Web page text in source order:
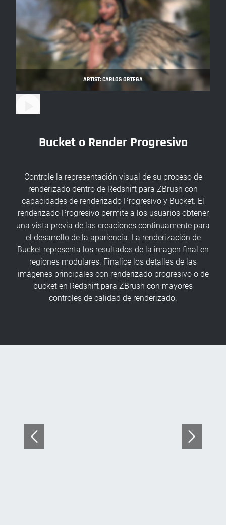
ARTIST: CARLOS ORTEGA
Bucket o Render Progresivo
Controle la representación visual de su proceso de
renderizado dentro de Redshift para ZBrush con
capacidades de renderizado Progresivo y Bucket. El
renderizado Progresivo permite a los usuarios obtener
una vista previa de las creaciones continuamente para
el desarrollo de la apariencia. La renderización de
Bucket representa los resultados de la imagen final en
regiones modulares. Finalice los detalles de las
imágenes principales con renderizado progresivo o de
bucket en Redshift para ZBrush con mayores
controles de calidad de renderizado.